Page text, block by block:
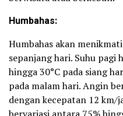
Humbahas:
Humbahas akan
sepanjang hari. Suhu pagi
hingga 30°C pada siang
pada malam hari. Angin
dengan kecepatan 12 km/